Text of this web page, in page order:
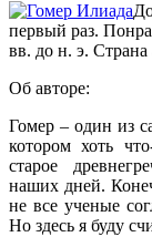
первый раз.
вв. до н. э. Страна
Об авторе:
Гомер – один из
котором хоть
старое
наших дней.
не все ученые
Но здесь я буду